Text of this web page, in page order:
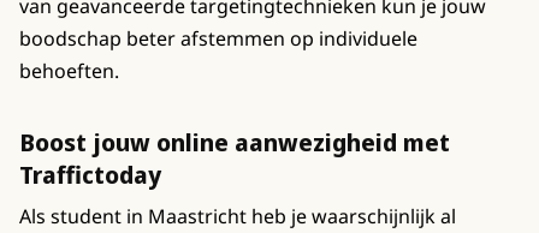
van geavanceerde targetingtechnieken kun je jouw
boodschap beter afstemmen op individuele
behoeften.
Boost jouw online aanwezigheid met
Traffictoday
Als student in Maastricht heb je waarschijnlijk al